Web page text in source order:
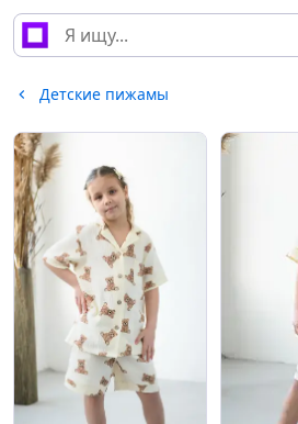
Детские пижамы